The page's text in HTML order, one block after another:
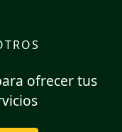
ofrecer tus